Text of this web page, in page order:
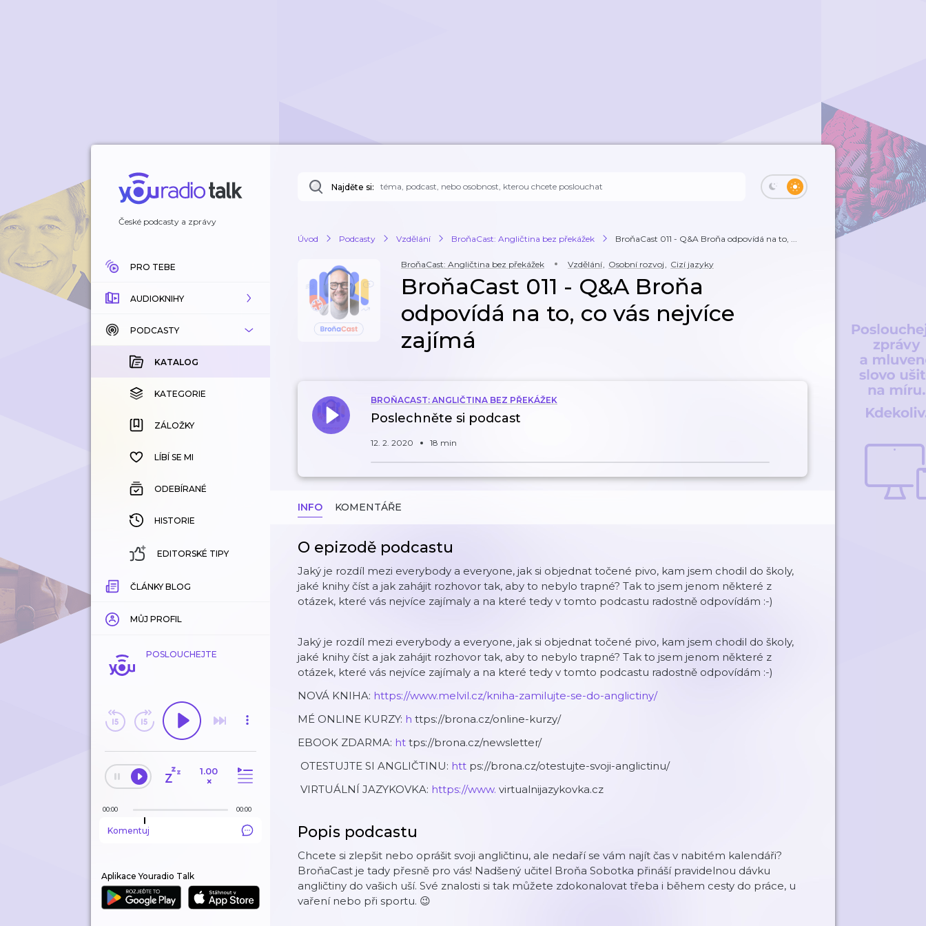
České podcasty a zprávy
PRO TEBE
AUDIOKNIHY
KATALOG
KOUPENÉ
KATEGORIE
ZÁLOŽKY
HISTORIE
PODCASTY
KATALOG
KATEGORIE
ZÁLOŽKY
LÍBÍ SE MI
ODEBÍRANÉ
HISTORIE
EDITORSKÉ TIPY
ČLÁNKY BLOG
MŮJ PROFIL
POSLOUCHEJTE
1.00
×
00:00 00:00
Komentuj
Aplikace Youradio Talk
Najděte si:
Úvod Podcasty Vzdělání BroňaCast: Angličtina bez překážek BroňaCast 011 - Q&A Broňa odpovídá na to, ...
BroňaCast: Angličtina bez překážek Vzdělání, Osobní rozvoj, Cizí jazyky
BroňaCast 011 - Q&A Broňa
odpovídá na to, co vás nejvíce
zajímá
BROŇACAST: ANGLIČTINA BEZ PŘEKÁŽEK
Poslechněte si podcast
12. 2. 2020 18 min
INFO KOMENTÁŘE
O epizodě podcastu
Jaký je rozdíl mezi everybody a everyone, jak si objednat točené pivo, kam jsem chodil do školy,
jaké knihy číst a jak zahájit rozhovor tak, aby to nebylo trapné? Tak to jsem jenom některé z
otázek, které vás nejvíce zajímaly a na které tedy v tomto podcastu radostně odpovídám :-)
Jaký je rozdíl mezi everybody a everyone, jak si objednat točené pivo, kam jsem chodil do školy,
jaké knihy číst a jak zahájit rozhovor tak, aby to nebylo trapné? Tak to jsem jenom některé z
otázek, které vás nejvíce zajímaly a na které tedy v tomto podcastu radostně odpovídám :-)
NOVÁ KNIHA: https://www.melvil.cz/kniha-zamilujte-se-do-anglictiny/
MÉ ONLINE KURZY: h ttps://brona.cz/online-kurzy/
EBOOK ZDARMA: ht tps://brona.cz/newsletter/
OTESTUJTE SI ANGLIČTINU: htt ps://brona.cz/otestujte-svoji-anglictinu/
VIRTUÁLNÍ JAZYKOVKA: https://www. virtualnijazykovka.cz
Popis podcastu
Chcete si zlepšit nebo oprášit svoji angličtinu, ale nedaří se vám najít čas v nabitém kalendáři?
BroňaCast je tady přesně pro vás! Nadšený učitel Broňa Sobotka přináší pravidelnou dávku
angličtiny do vašich uší. Své znalosti si tak můžete zdokonalovat třeba i během cesty do práce, u
vaření nebo při sportu. 😉